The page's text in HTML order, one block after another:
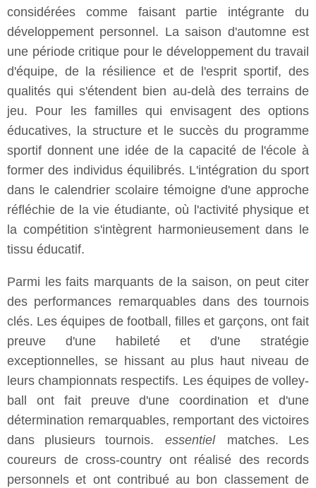
considérées comme faisant partie intégrante du
développement personnel. La saison d'automne est
une période critique pour le développement du travail
d'équipe, de la résilience et de l'esprit sportif, des
qualités qui s'étendent bien au-delà des terrains de
jeu. Pour les familles qui envisagent des options
éducatives, la structure et le succès du programme
sportif donnent une idée de la capacité de l'école à
former des individus équilibrés. L'intégration du sport
dans le calendrier scolaire témoigne d'une approche
réfléchie de la vie étudiante, où l'activité physique et
la compétition s'intègrent harmonieusement dans le
tissu éducatif.
Parmi les faits marquants de la saison, on peut citer
des performances remarquables dans des tournois
clés. Les équipes de football, filles et garçons, ont fait
preuve d'une habileté et d'une stratégie
exceptionnelles, se hissant au plus haut niveau de
leurs championnats respectifs. Les équipes de volley-
ball ont fait preuve d'une coordination et d'une
détermination remarquables, remportant des victoires
dans plusieurs tournois.
essentiel
matches. Les
coureurs de cross-country ont réalisé des records
personnels et ont contribué au bon classement de